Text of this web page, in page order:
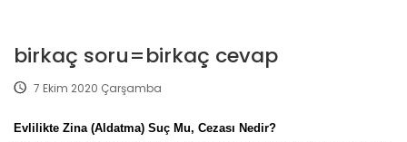
birkaç soru=birkaç cevap
7 Ekim 2020 Çarşamba
Evlilikte Zina (Aldatma) Suç Mu, Cezası Nedir?